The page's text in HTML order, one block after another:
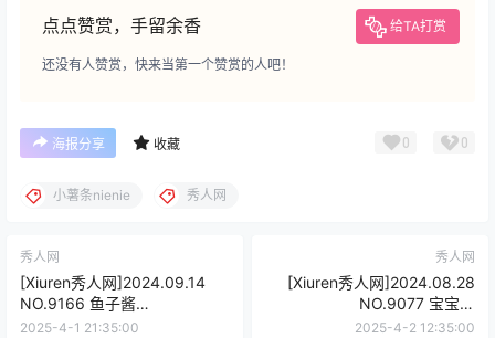
点点赞赏，手留余香 给TA打赏
还没有人赞赏，快来当第一个赞赏的人吧！
海报分享 收藏 0 0
小薯条nienie 秀人网
秀人网
[Xiuren秀人网]2024.09.14
NO.9166 鱼子酱
Fish[80+1P/843MB]
2025-4-1 21:35:00
秀人网
[Xiuren秀人网]2024.08.28
NO.9077 宝宝甜
[84+1P/681MB]
2025-4-2 12:35:00